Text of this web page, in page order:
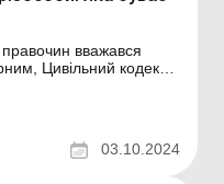
вважався
Цивільний кодекс
своїх дій та
03.10.2024